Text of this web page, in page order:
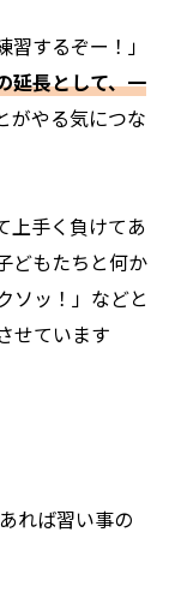
するぞー！」
延長として、一
がやる気につな
上手く負けてあ
どもたちと何か
ソッ！」などと
せています
れば習い事の